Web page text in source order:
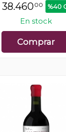
38.46000 %40
En stock
Comprar